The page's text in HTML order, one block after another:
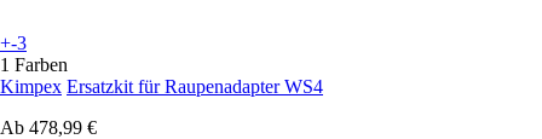
+-3
1 Farben
Kimpex Ersatzkit für Raupenadapter WS4
Ab 478,99 €